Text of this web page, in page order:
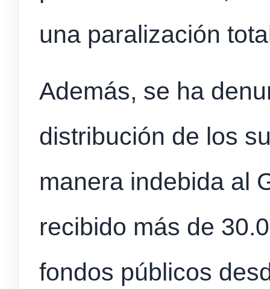
una paralización
Además, se ha
distribución de los
manera indebida al
recibido más de
fondos públicos